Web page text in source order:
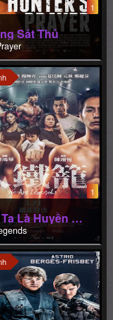
1
Sát Thủ
1
Chúng Ta Là Huyền Thoại